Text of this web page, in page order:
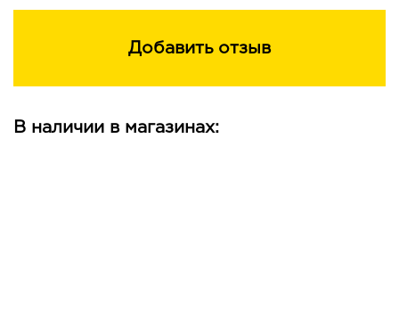
Добавить отзыв
В наличии в магазинах: